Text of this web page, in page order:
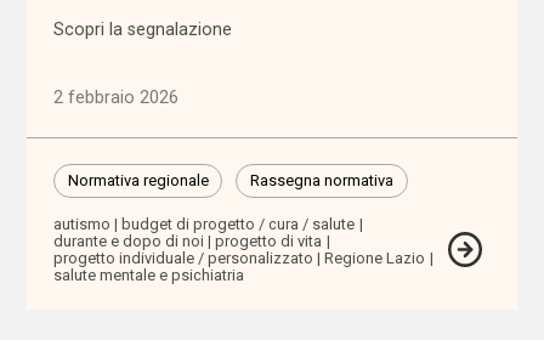
I seminari
Welforum
europea
Normativa
nazionale
Scopri la segnalazione
2 febbraio 2026
Normativa regionale Rassegna normativa
autismo
budget di progetto / cura / salute
durante e dopo di noi
progetto di vita
progetto individuale / personalizzato
Regione Lazio
salute mentale e psichiatria